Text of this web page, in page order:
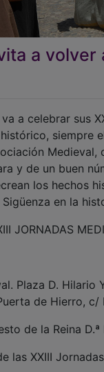
a
a celebrar sus
siempre
y de un buen
los hechos
en la
JORNADAS
Plaza D.
de Hierro,
de la Reina
las XXIII